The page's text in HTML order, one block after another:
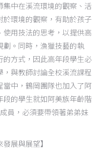
中在溪流環境的觀察、活
環境的觀察，有助於孩子
用技法的思考，以提供高
劃。同時，漁獵技藝的執
方式，因此高年段學生必
與教師討論全校溪流課程
中，鶴岡團隊也加入了阿
的學生就如阿美族年齡階
員，必須要帶領著弟弟妹
展與展望】